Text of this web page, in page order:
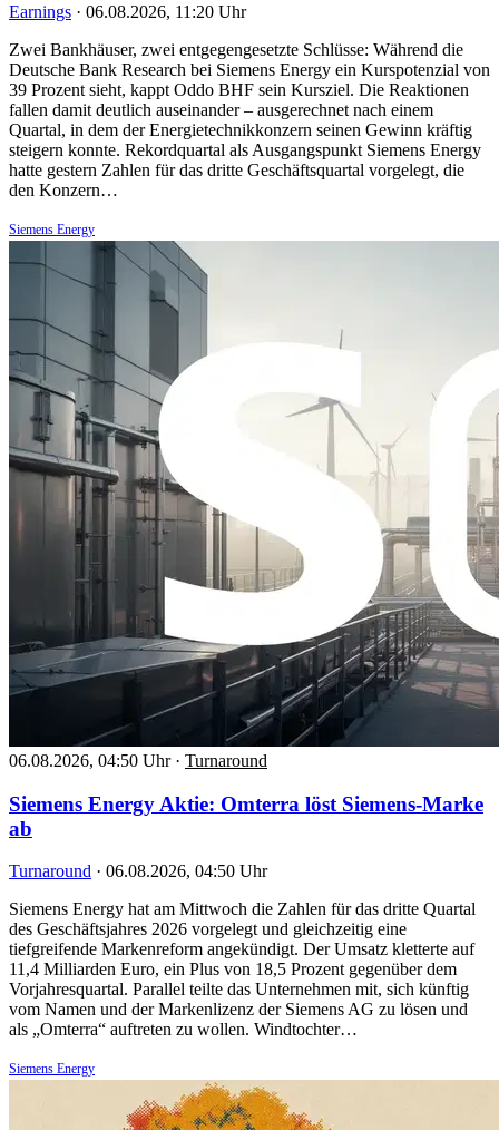
Earnings · 06.08.2026, 11:20 Uhr
Zwei Bankhäuser, zwei entgegengesetzte Schlüsse: Während die
Deutsche Bank Research bei Siemens Energy ein Kurspotenzial von
39 Prozent sieht, kappt Oddo BHF sein Kursziel. Die Reaktionen
fallen damit deutlich auseinander – ausgerechnet nach einem
Quartal, in dem der Energietechnikkonzern seinen Gewinn kräftig
steigern konnte. Rekordquartal als Ausgangspunkt Siemens Energy
hatte gestern Zahlen für das dritte Geschäftsquartal vorgelegt, die
den Konzern…
Siemens Energy
06.08.2026, 04:50 Uhr · Turnaround
Siemens Energy Aktie: Omterra löst Siemens-Marke
ab
Turnaround · 06.08.2026, 04:50 Uhr
Siemens Energy hat am Mittwoch die Zahlen für das dritte Quartal
des Geschäftsjahres 2026 vorgelegt und gleichzeitig eine
tiefgreifende Markenreform angekündigt. Der Umsatz kletterte auf
11,4 Milliarden Euro, ein Plus von 18,5 Prozent gegenüber dem
Vorjahresquartal. Parallel teilte das Unternehmen mit, sich künftig
vom Namen und der Markenlizenz der Siemens AG zu lösen und
als „Omterra“ auftreten zu wollen. Windtochter…
Siemens Energy